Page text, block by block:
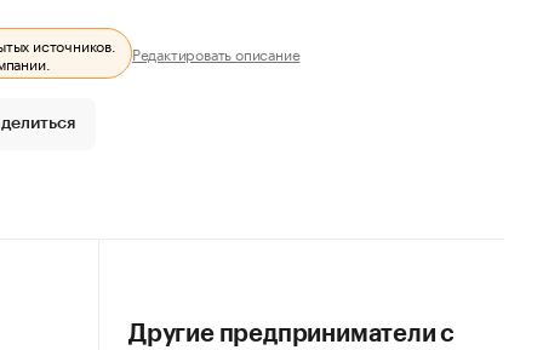
источников.
Редактировать описание
Другие предприниматели с